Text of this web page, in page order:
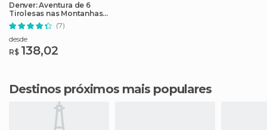
Denver: Aventura de 6
Tirolesas nas Montanhas
Rochosas
(7)
desde
R$ 138,02
Destinos próximos mais populares